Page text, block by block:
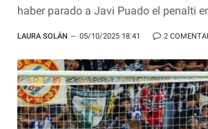
haber parado a Javi Puado el penalti
LAURA SOLÁN 05/10/2025 18:41 2